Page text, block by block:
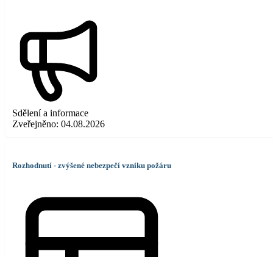
Sdělení a informace
Zveřejněno: 04.08.2026
Rozhodnutí - zvýšené nebezpečí vzniku požáru